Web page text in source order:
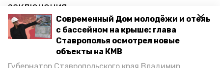
Современный Дом молодёжи и отель
с бассейном на крыше: глава
Ставрополья осмотрел новые
объекты на КМВ
заключения.
Ранее врач из Ипатовского округа
попала под следствиеиз-за того, что не
смогла вовремя определить у пациента